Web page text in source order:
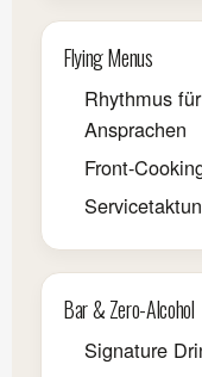
Flying Menus
Rhythmus
Ansprachen
Front-
Bar & Zero-Alcohol
Signature